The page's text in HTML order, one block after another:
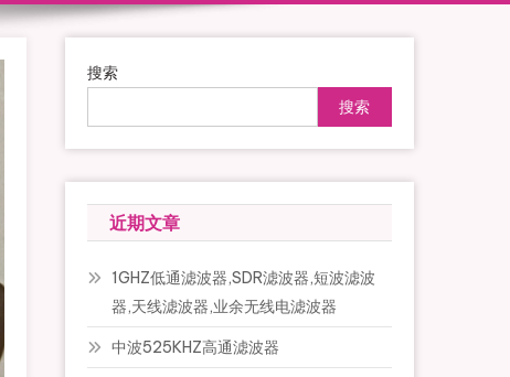
搜索
搜索
近期文章
1GHZ低通滤波器,SDR滤波器,短波滤波
器,天线滤波器,业余无线电滤波器
中波525KHZ高通滤波器